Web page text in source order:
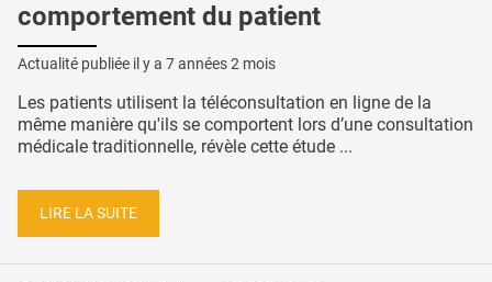
comportement du patient
Actualité publiée il y a 7 années 2 mois
Les patients utilisent la téléconsultation en ligne de la
même manière qu'ils se comportent lors d’une consultation
médicale traditionnelle, révèle cette étude ...
LIRE LA SUITE